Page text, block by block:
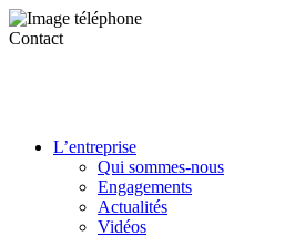
Contact
L’entreprise
Qui sommes-nous
Engagements
Actualités
Vidéos